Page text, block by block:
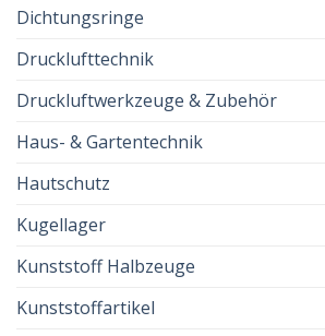
Dichtungsringe
Drucklufttechnik
Druckluftwerkzeuge & Zubehör
Haus- & Gartentechnik
Hautschutz
Kugellager
Kunststoff Halbzeuge
Kunststoffartikel